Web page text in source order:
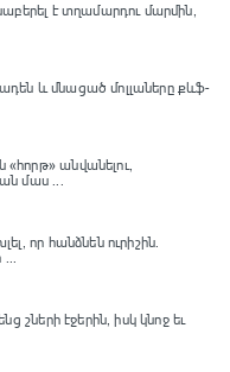
է տղամարդու մարմին,
և մնացած մոլլաները քևֆ-
անվանելու,
մաս ...
որ հանձնեն ուրիշին.
շների էջերին, իսկ կնոջ եւ